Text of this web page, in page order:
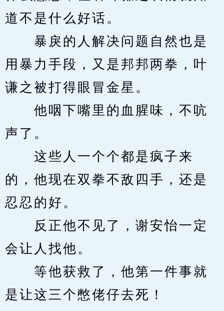
道不是什么好话。
暴戾的人解决问题自然也是
用暴力手段，又是邦邦两拳，叶
谦之被打得眼冒金星。
他咽下嘴里的血腥味，不吭
声了。
这些人一个个都是疯子来
的，他现在双拳不敌四手，还是
忍忍的好。
反正他不见了，谢安怡一定
会让人找他。
等他获救了，他第一件事就
是让这三个憋佬仔去死！